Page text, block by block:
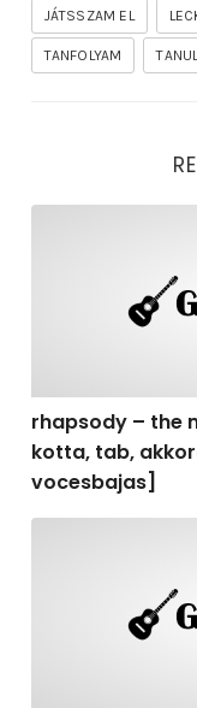
JÁTSSZAM EL
TANFOLYAM
rhapsody – the
kotta, tab,
vocesbajas]